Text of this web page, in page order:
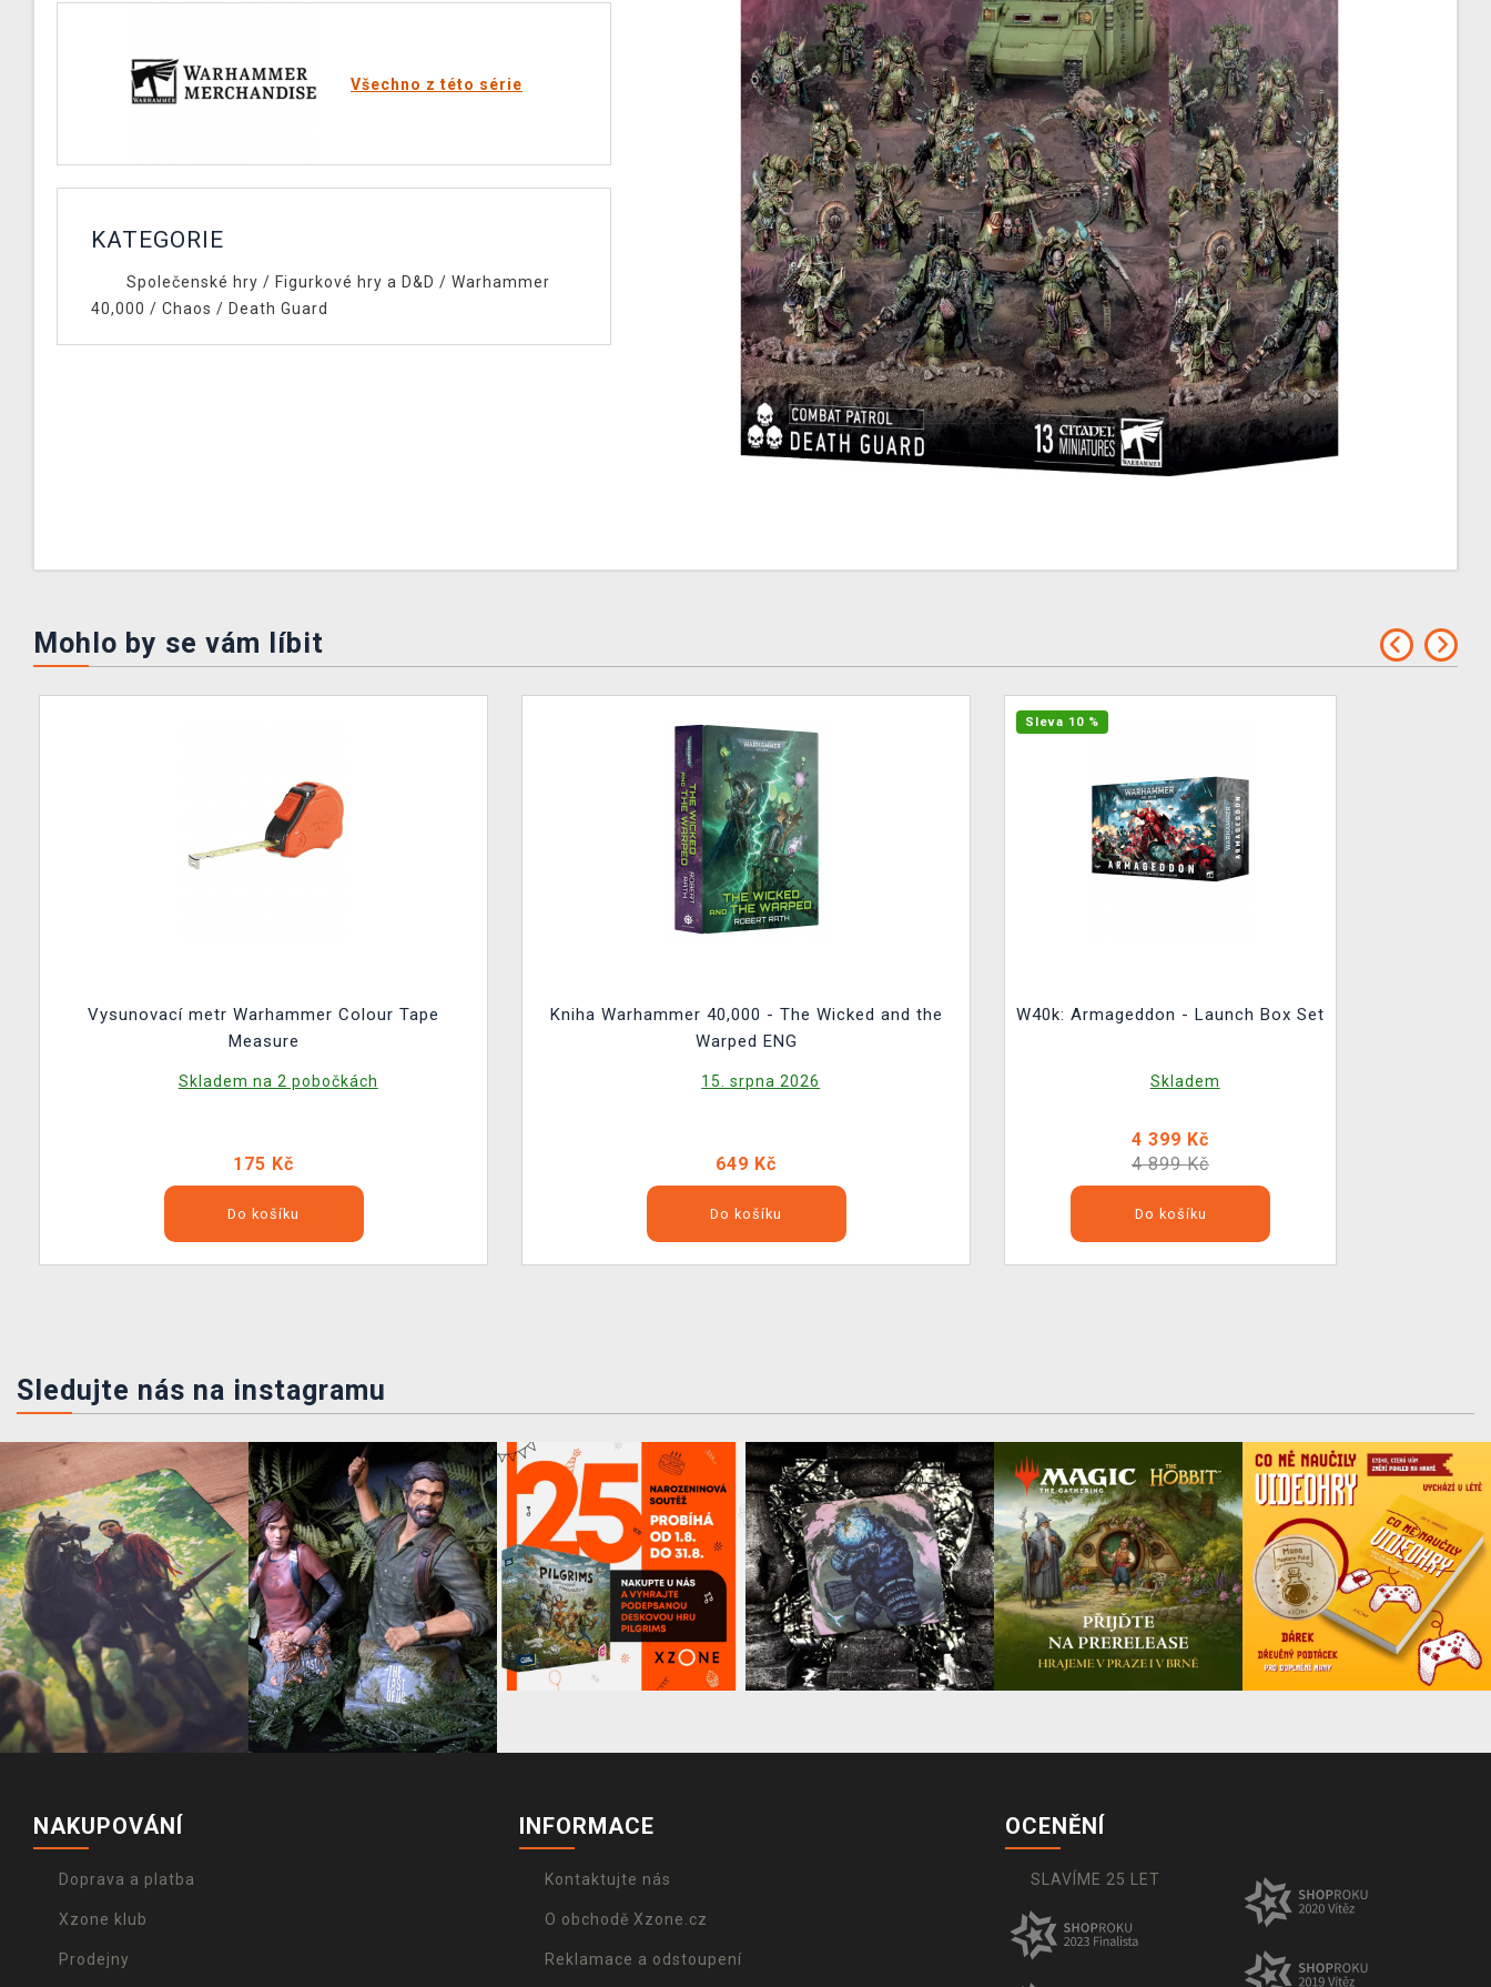
Všechno z této série
KATEGORIE
Společenské hry / Figurkové hry a D&D / Warhammer
40,000 / Chaos / Death Guard
Mohlo by se vám líbit
Vysunovací metr Warhammer Colour Tape
Measure
Skladem na 2 pobočkách
175 Kč
Do košíku
Kniha Warhammer 40,000 - The Wicked and the
Warped ENG
15. srpna 2026
649 Kč
Do košíku
Sleva 10 %
W40k: Armageddon - Launch Box Set
Skladem
4 399 Kč
4 899 Kč
Do košíku
Sledujte nás na instagramu
NAKUPOVÁNÍ
Doprava a platba
Xzone klub
Prodejny
INFORMACE
Kontaktujte nás
O obchodě Xzone.cz
Reklamace a odstoupení
OCENĚNÍ
SLAVÍME 25 LET